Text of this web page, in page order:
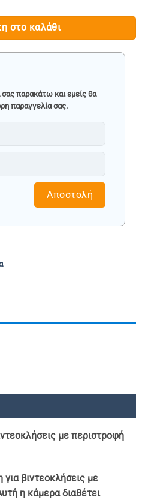
στο καλάθι
παρακάτω και εμείς θα
παραγγελία σας.
Αποστολή
με περιστροφή
βιντεοκλήσεις με
η κάμερα διαθέτει